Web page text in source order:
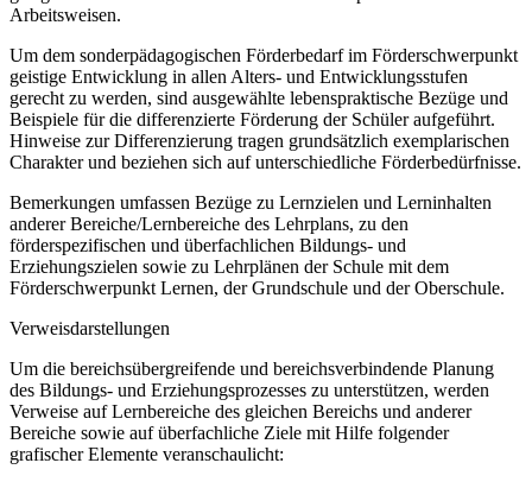
Arbeitsweisen.
Um dem sonderpädagogischen Förderbedarf im Förderschwerpunkt
geistige Entwicklung in allen Alters- und Entwicklungsstufen
gerecht zu werden, sind ausgewählte lebenspraktische Bezüge und
Beispiele für die differenzierte Förderung der Schüler aufgeführt.
Hinweise zur Differenzierung tragen grundsätzlich exemplarischen
Charakter und beziehen sich auf unterschiedliche Förderbedürfnisse.
Bemerkungen umfassen Bezüge zu Lernzielen und Lerninhalten
anderer Bereiche/Lernbereiche des Lehrplans, zu den
förderspezifischen und überfachlichen Bildungs- und
Erziehungszielen sowie zu Lehrplänen der Schule mit dem
Förderschwerpunkt Lernen, der Grundschule und der Oberschule.
Verweisdarstellungen
Um die bereichsübergreifende und bereichsverbindende Planung
des Bildungs- und Erziehungsprozesses zu unterstützen, werden
Verweise auf Lernbereiche des gleichen Bereichs und anderer
Bereiche sowie auf überfachliche Ziele mit Hilfe folgender
grafischer Elemente veranschaulicht: